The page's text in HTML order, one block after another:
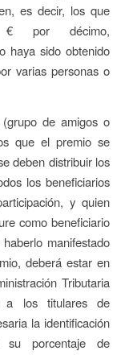
es decir, los que
por décimo,
haya sido obtenido
varias personas o
de amigos o
que el premio se
deben distribuir los
los beneficiarios
y quien
como beneficiario
manifestado
deberá estar en
Tributaria
a los titulares de
la identificación
porcentaje de